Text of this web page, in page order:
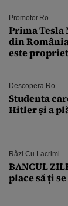
Promotor.ro
Prima Tesla
din
este
Descopera.ro
Studenta
Hitler și a
Râzi Cu Lacrimi
BANCUL
place să ți se